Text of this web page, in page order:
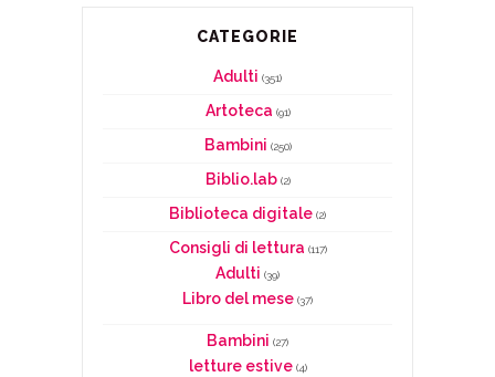
CATEGORIE
Adulti (351)
Artoteca (91)
Bambini (250)
Biblio.lab(2)
Biblioteca digitale (2)
Consigli di lettura (117)
Adulti (39)
Libro del mese (37)
Bambini (27)
letture estive(4)